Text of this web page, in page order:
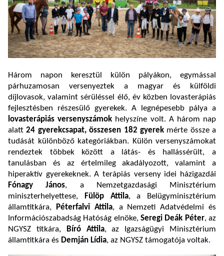
Három napon keresztül külön pályákon, egymással
párhuzamosan versenyeztek a magyar és külföldi
díjlovasok, valamint sérüléssel élő, év közben lovasterápiás
fejlesztésben részesülő gyerekek. A legnépesebb pálya a
lovasterápiás versenyszámok helyszíne volt. A három nap
alatt24 gyerekcsapat, összesen 182 gyerek mérte össze a
tudását különböző kategóriákban. Külön versenyszámokat
rendeztek többek között a látás- és hallássérült, a
tanulásban és az értelmileg akadályozott, valamint a
hiperaktív gyerekeknek. A terápiás verseny idei házigazdái
Fónagy János, a Nemzetgazdasági Minisztérium
miniszterhelyettese, Fülöp Attila, a Belügyminisztérium
államtitkára, Péterfalvi Attila, a Nemzeti Adatvédelmi és
Információszabadság Hatóság elnöke, Seregi Deák Péter, az
NGYSZ titkára, Bíró Attila, az Igazságügyi Minisztérium
államtitkára és Demján Lídia, az NGYSZ támogatója voltak.